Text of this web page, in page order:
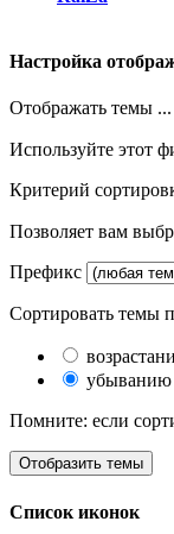
Настройка
Отображать темы ...
Используйте этот
Критерий
Позволяет вам
Префикс
Сортировать темы
убыванию
Помните: если
Список иконок